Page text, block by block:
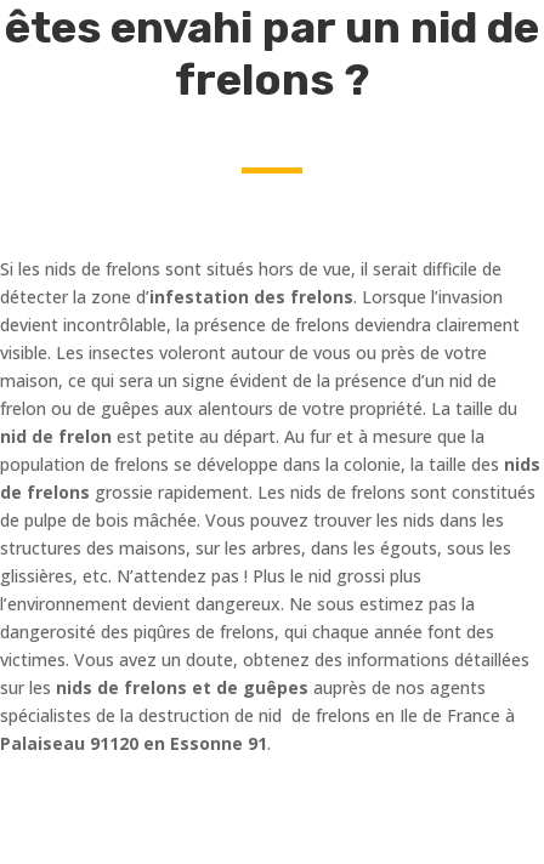
êtes envahi par un nid de
frelons ?
Si les nids de frelons sont situés hors de vue, il serait difficile de
détecter la zone d’infestation des frelons. Lorsque l’invasion
devient incontrôlable, la présence de frelons deviendra clairement
visible. Les insectes voleront autour de vous ou près de votre
maison, ce qui sera un signe évident de la présence d’un nid de
frelon ou de guêpes aux alentours de votre propriété. La taille du
nid de frelon est petite au départ. Au fur et à mesure que la
population de frelons se développe dans la colonie, la taille des nids
de frelons grossie rapidement. Les nids de frelons sont constitués
de pulpe de bois mâchée. Vous pouvez trouver les nids dans les
structures des maisons, sur les arbres, dans les égouts, sous les
glissières, etc. N’attendez pas ! Plus le nid grossi plus
l’environnement devient dangereux. Ne sous estimez pas la
dangerosité des piqûres de frelons, qui chaque année font des
victimes. Vous avez un doute, obtenez des informations détaillées
sur les nids de frelons et de guêpes auprès de nos agents
spécialistes de la destruction de nid de frelons en Ile de France à
Palaiseau 91120 en Essonne 91.